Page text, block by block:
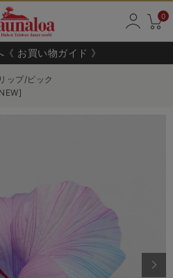
0
お買い物ガイド 》
ップ/ピック